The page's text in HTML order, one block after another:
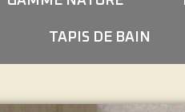
TAPIS DE BAIN